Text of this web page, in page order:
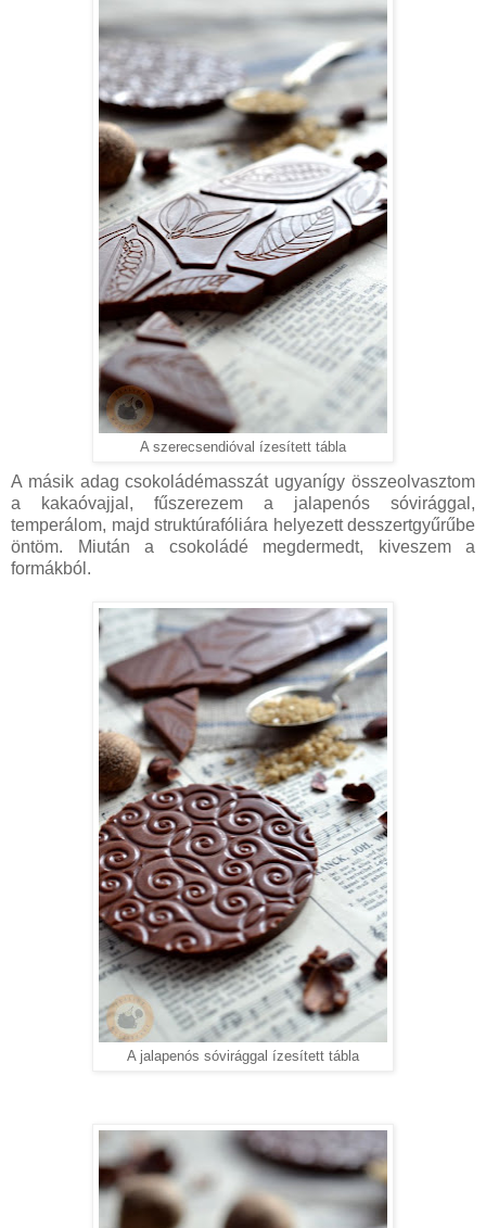
A szerecsendióval ízesített tábla
A másik adag csokoládémasszát ugyanígy összeolvasztom
a kakaóvajjal, fűszerezem a jalapenós sóvirággal,
temperálom, majd struktúrafóliára helyezett desszertgyűrűbe
öntöm. Miután a csokoládé megdermedt, kiveszem a
formákból.
A jalapenós sóvirággal ízesített tábla